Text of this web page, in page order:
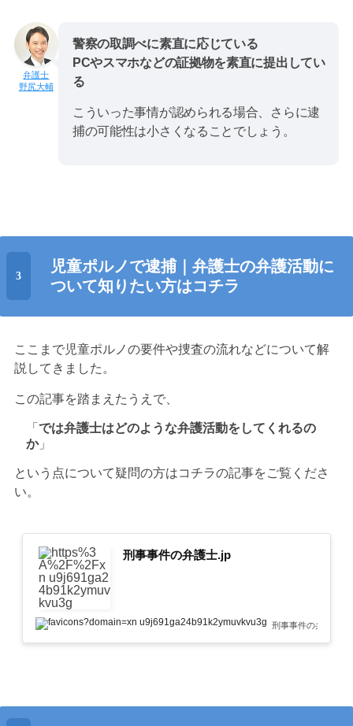
野尻大輔
警察の取調べに素直に応じている
PCやスマホなどの証拠物を素直に提出してい
る
こういった事情が認められる場合、さらに逮
捕の可能性は小さくなることでしょう。
児童ポルノで逮捕｜弁護士の弁護活動に
ついて知りたい方はコチラ
ここまで児童ポルノの要件や捜査の流れなどについて解
説してきました。
この記事を踏まえたうえで、
「 では弁護士はどのような弁護活動をしてくれるの
か」
という点について疑問の方はコチラの記事をご覧くださ
い。
刑事事件の弁護士.jp
刑事事件の弁護士.jp